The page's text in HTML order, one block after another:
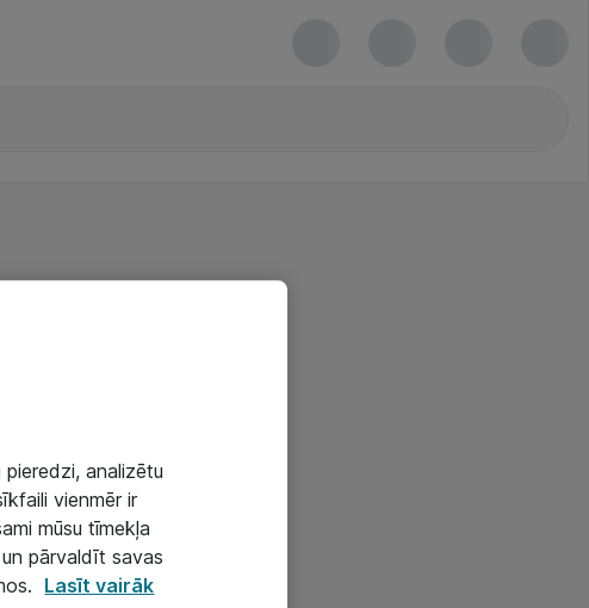
analizētu
vienmēr ir
mūsu tīmekļa
pārvaldīt savas
Lasīt vairāk